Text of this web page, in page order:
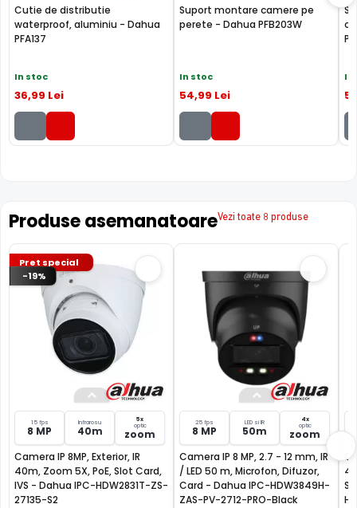
Facand parte din
Seria WizSense, marca proprie Dahua
Technology
, camera de supraveghere video IPC-
HDBW3841R-ZAS-27135, ofera functii, bazate pe
Inteligenta Artificiala, extrem de utile.
WizSense este o gama completa de produse cu
Inteligenta Artificiala, ce folosesc un chip AI, dar si un
algoritm de auto-invatare, oferind inregistrari video pline
de informatii ce fac verificarea inregistrarilor mai simpla.
Configurarea este extrem de facila, activandu-se prin
simpla activare a functiilor oferite, iar cautarea se poate
face strict dupa declansatorul miscarii, persoana sau
masina, de exemplu.
Cutie de distributie
waterproof, aluminiu - Dahua
PFA137
In stoc
36,99 Lei
Suport montare camere pe
perete - Dahua PFB203W
In stoc
54,99 Lei
In
Produse asemanatoareVezi toate 8 produse
Pret special
-19%
15 fps
8 MP
Infrarosu
40m
5x
optic
zoom
Camera IP 8MP, Exterior, IR
40m, Zoom 5X, PoE, Slot Card,
IVS - Dahua IPC-HDW2831T-ZS-
27135-S2
25 fps
8 MP
LED si IR
50m
4x
optic
zoom
Camera IP 8 MP, 2.7 - 12 mm, IR
/ LED 50 m, Microfon, Difuzor,
Card - Dahua IPC-HDW3849H-
ZAS-PV-2712-PRO-Black